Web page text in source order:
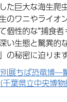
た巨大な海生爬
のワニやライオ
個性的な“捕食
い生態と驚異的
の秘密に迫ります
展ちば恐竜博―
葉県立中央博物